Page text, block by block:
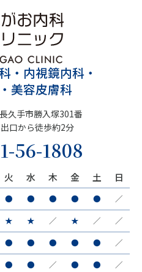
・内視鏡内科・
美容皮膚科
久手市勝入塚301番
口から徒歩約2分
56-1808
火 水 木 金 土 日
● ● ● ● ● ／
★ ★ ／ ★ ／ ／
● ● ● ● ● ／
● ● ／ ● ● ／